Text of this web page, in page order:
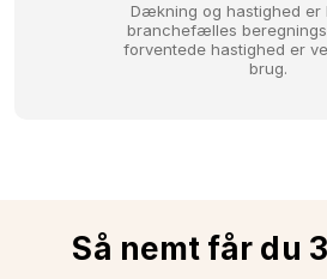
Dækning og hastighed er
branchefælles
forventede hastighed er
brug.
Så nemt får du